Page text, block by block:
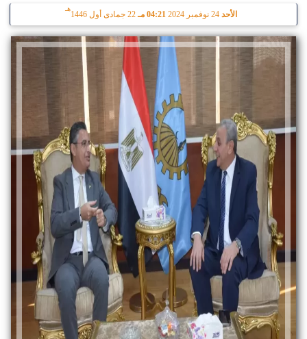
الأحد 24 نوفمبر 2024 04:21 مـ 22 جمادى أول 1446
هـ